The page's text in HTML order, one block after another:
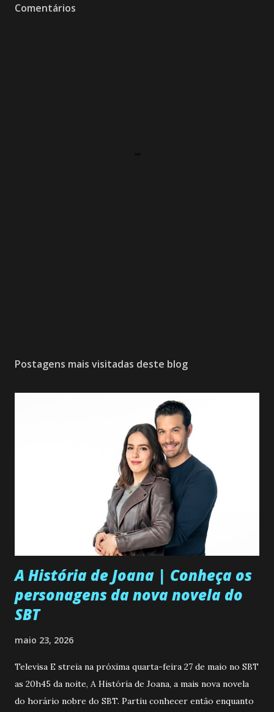
Comentários
Postagens mais visitadas deste blog
A História de Joana | Conheça os
personagens da nova novela do
SBT
maio 23, 2026
Televisa E streia na próxima quarta-feira 27 de maio no SBT
as 20h45 da noite, A História de Joana, a mais nova novela
do horário nobre do SBT. Partiu conhecer então enquanto